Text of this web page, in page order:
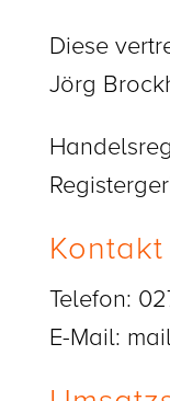
Diese
Jörg
Kontakt
Telefon:
E-Mail: